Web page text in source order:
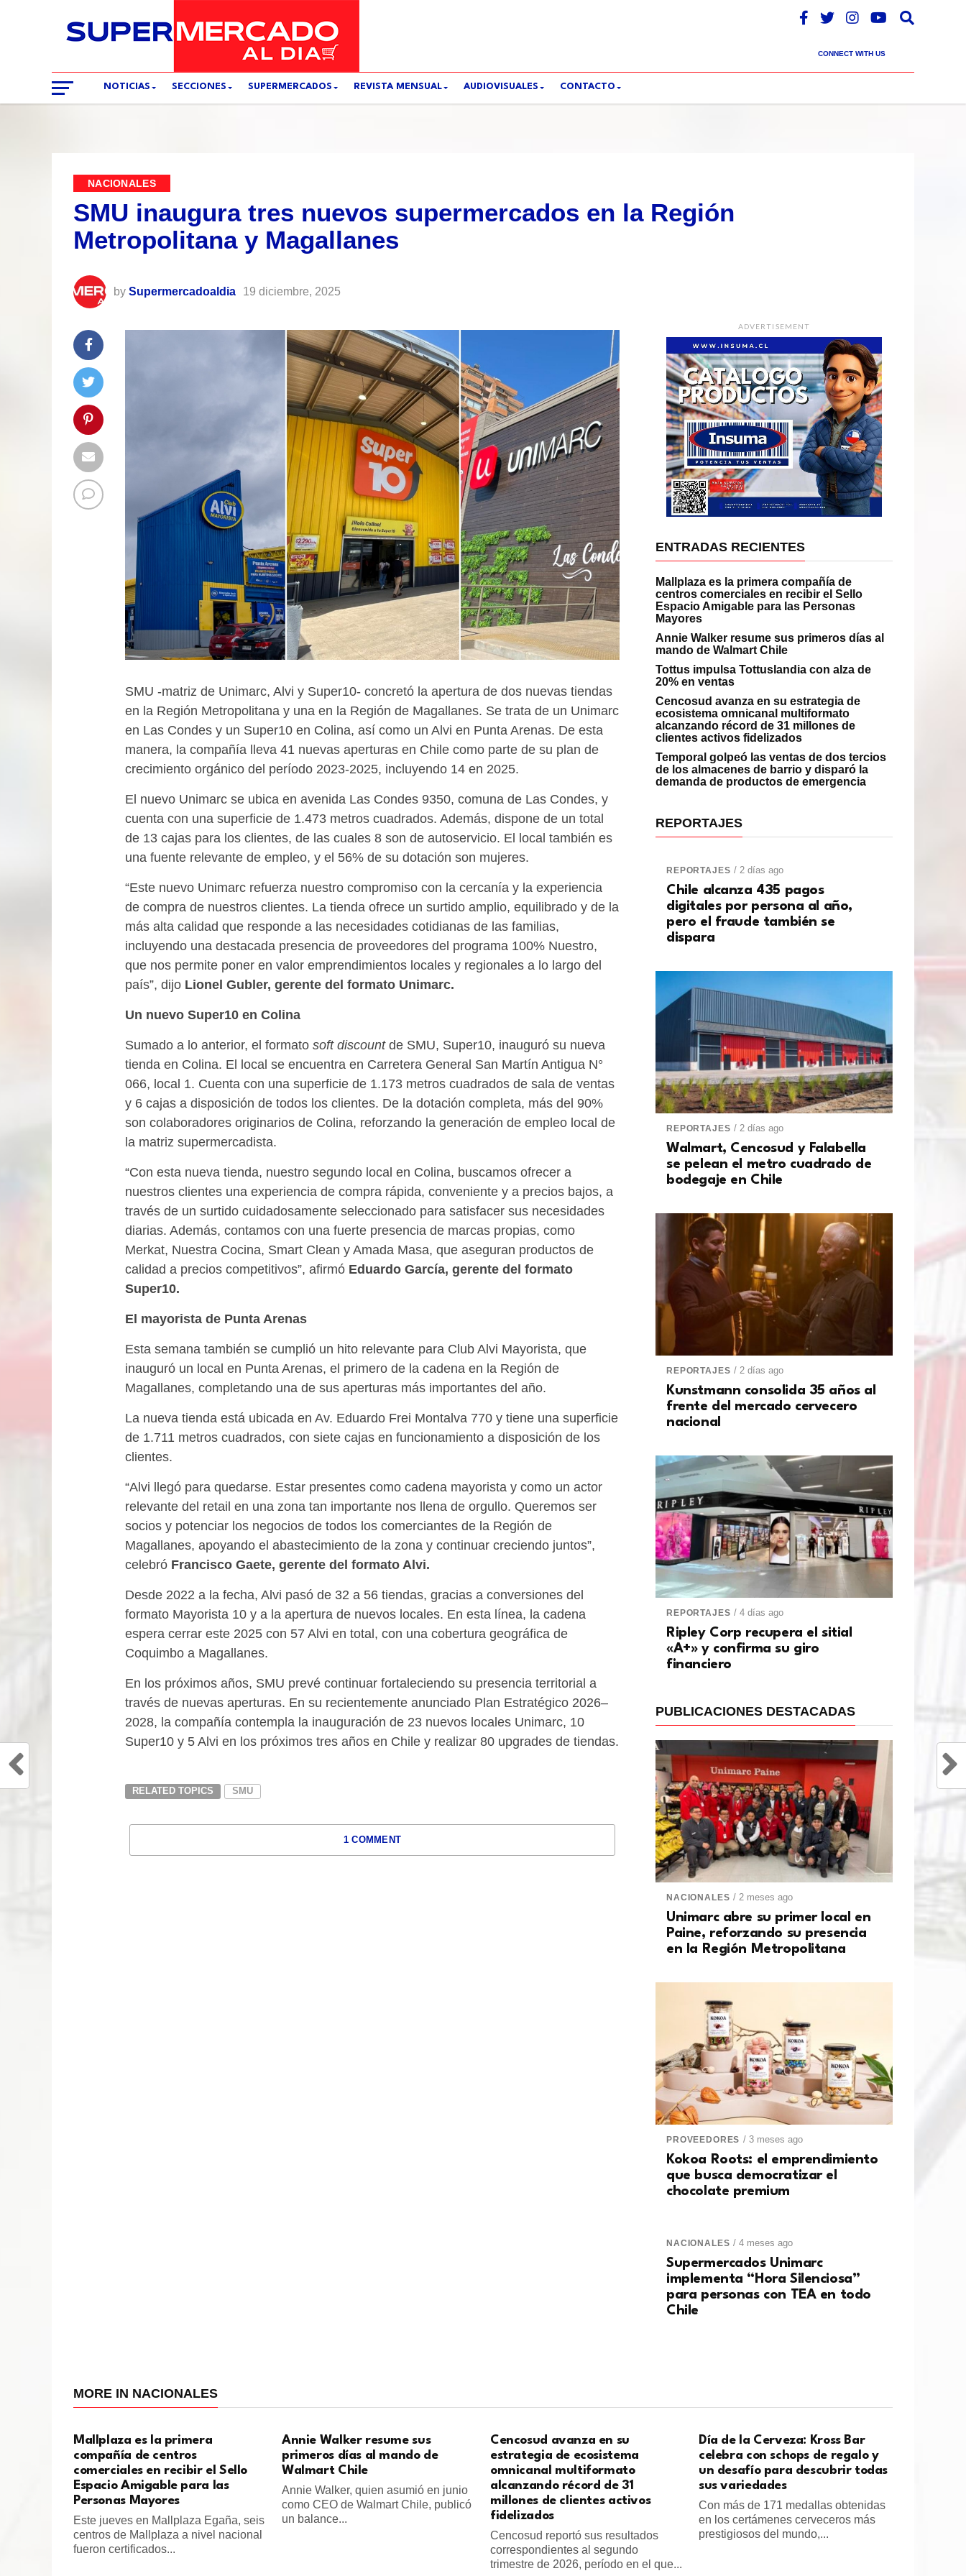
CONNECT WITH US
NOTICIAS SECCIONES SUPERMERCADOS REVISTA MENSUAL AUDIOVISUALES CONTACTO
NACIONALES
SMU inaugura tres nuevos supermercados en la Región
Metropolitana y Magallanes
by Supermercadoaldia 19 diciembre, 2025
SMU -matriz de Unimarc, Alvi y Super10- concretó la apertura de dos nuevas tiendas
en la Región Metropolitana y una en la Región de Magallanes. Se trata de un Unimarc
en Las Condes y un Super10 en Colina, así como un Alvi en Punta Arenas. De esta
manera, la compañía lleva 41 nuevas aperturas en Chile como parte de su plan de
crecimiento orgánico del período 2023-2025, incluyendo 14 en 2025.
El nuevo Unimarc se ubica en avenida Las Condes 9350, comuna de Las Condes, y
cuenta con una superficie de 1.473 metros cuadrados. Además, dispone de un total
de 13 cajas para los clientes, de las cuales 8 son de autoservicio. El local también es
una fuente relevante de empleo, y el 56% de su dotación son mujeres.
“Este nuevo Unimarc refuerza nuestro compromiso con la cercanía y la experiencia
de compra de nuestros clientes. La tienda ofrece un surtido amplio, equilibrado y de la
más alta calidad que responde a las necesidades cotidianas de las familias,
incluyendo una destacada presencia de proveedores del programa 100% Nuestro,
que nos permite poner en valor emprendimientos locales y regionales a lo largo del
país”, dijo Lionel Gubler, gerente del formato Unimarc.
Un nuevo Super10 en Colina
Sumado a lo anterior, el formato soft discountde SMU, Super10, inauguró su nueva
tienda en Colina. El local se encuentra en Carretera General San Martín Antigua N°
066, local 1. Cuenta con una superficie de 1.173 metros cuadrados de sala de ventas
y 6 cajas a disposición de todos los clientes. De la dotación completa, más del 90%
son colaboradores originarios de Colina, reforzando la generación de empleo local de
la matriz supermercadista.
“Con esta nueva tienda, nuestro segundo local en Colina, buscamos ofrecer a
nuestros clientes una experiencia de compra rápida, conveniente y a precios bajos, a
través de un surtido cuidadosamente seleccionado para satisfacer sus necesidades
diarias. Además, contamos con una fuerte presencia de marcas propias, como
Merkat, Nuestra Cocina, Smart Clean y Amada Masa, que aseguran productos de
calidad a precios competitivos”, afirmó Eduardo García, gerente del formato
Super10.
El mayorista de Punta Arenas
Esta semana también se cumplió un hito relevante para Club Alvi Mayorista, que
inauguró un local en Punta Arenas, el primero de la cadena en la Región de
Magallanes, completando una de sus aperturas más importantes del año.
La nueva tienda está ubicada en Av. Eduardo Frei Montalva 770 y tiene una superficie
de 1.711 metros cuadrados, con siete cajas en funcionamiento a disposición de los
clientes.
“Alvi llegó para quedarse. Estar presentes como cadena mayorista y como un actor
relevante del retail en una zona tan importante nos llena de orgullo. Queremos ser
socios y potenciar los negocios de todos los comerciantes de la Región de
Magallanes, apoyando el abastecimiento de la zona y continuar creciendo juntos”,
celebró Francisco Gaete, gerente del formato Alvi.
Desde 2022 a la fecha, Alvi pasó de 32 a 56 tiendas, gracias a conversiones del
formato Mayorista 10 y a la apertura de nuevos locales. En esta línea, la cadena
espera cerrar este 2025 con 57 Alvi en total, con una cobertura geográfica de
Coquimbo a Magallanes.
En los próximos años, SMU prevé continuar fortaleciendo su presencia territorial a
través de nuevas aperturas. En su recientemente anunciado Plan Estratégico 2026–
2028, la compañía contempla la inauguración de 23 nuevos locales Unimarc, 10
Super10 y 5 Alvi en los próximos tres años en Chile y realizar 80 upgrades de tiendas.
RELATED TOPICS SMU
1 COMMENT
ADVERTISEMENT
ENTRADAS RECIENTES
Mallplaza es la primera compañía de
centros comerciales en recibir el Sello
Espacio Amigable para las Personas
Mayores
Annie Walker resume sus primeros días al
mando de Walmart Chile
Tottus impulsa Tottuslandia con alza de
20% en ventas
Cencosud avanza en su estrategia de
ecosistema omnicanal multiformato
alcanzando récord de 31 millones de
clientes activos fidelizados
Temporal golpeó las ventas de dos tercios
de los almacenes de barrio y disparó la
demanda de productos de emergencia
REPORTAJES
REPORTAJES / 2 días ago
Chile alcanza 435 pagos
digitales por persona al año,
pero el fraude también se
dispara
REPORTAJES / 2 días ago
Walmart, Cencosud y Falabella
se pelean el metro cuadrado de
bodegaje en Chile
REPORTAJES / 2 días ago
Kunstmann consolida 35 años al
frente del mercado cervecero
nacional
REPORTAJES / 4 días ago
Ripley Corp recupera el sitial
«A+» y confirma su giro
financiero
PUBLICACIONES DESTACADAS
NACIONALES / 2 meses ago
Unimarc abre su primer local en
Paine, reforzando su presencia
en la Región Metropolitana
PROVEEDORES / 3 meses ago
Kokoa Roots: el emprendimiento
que busca democratizar el
chocolate premium
NACIONALES / 4 meses ago
Supermercados Unimarc
implementa “Hora Silenciosa”
para personas con TEA en todo
Chile
MORE IN NACIONALES
Mallplaza es la primera
compañía de centros
comerciales en recibir el Sello
Espacio Amigable para las
Personas Mayores
Este jueves en Mallplaza Egaña, seis
centros de Mallplaza a nivel nacional
fueron certificados...
Annie Walker resume sus
primeros días al mando de
Walmart Chile
Annie Walker, quien asumió en junio
como CEO de Walmart Chile, publicó
un balance...
Cencosud avanza en su
estrategia de ecosistema
omnicanal multiformato
alcanzando récord de 31
millones de clientes activos
fidelizados
Cencosud reportó sus resultados
correspondientes al segundo
trimestre de 2026, período en el que...
Día de la Cerveza: Kross Bar
celebra con schops de regalo y
un desafío para descubrir todas
sus variedades
Con más de 171 medallas obtenidas
en los certámenes cerveceros más
prestigiosos del mundo,...